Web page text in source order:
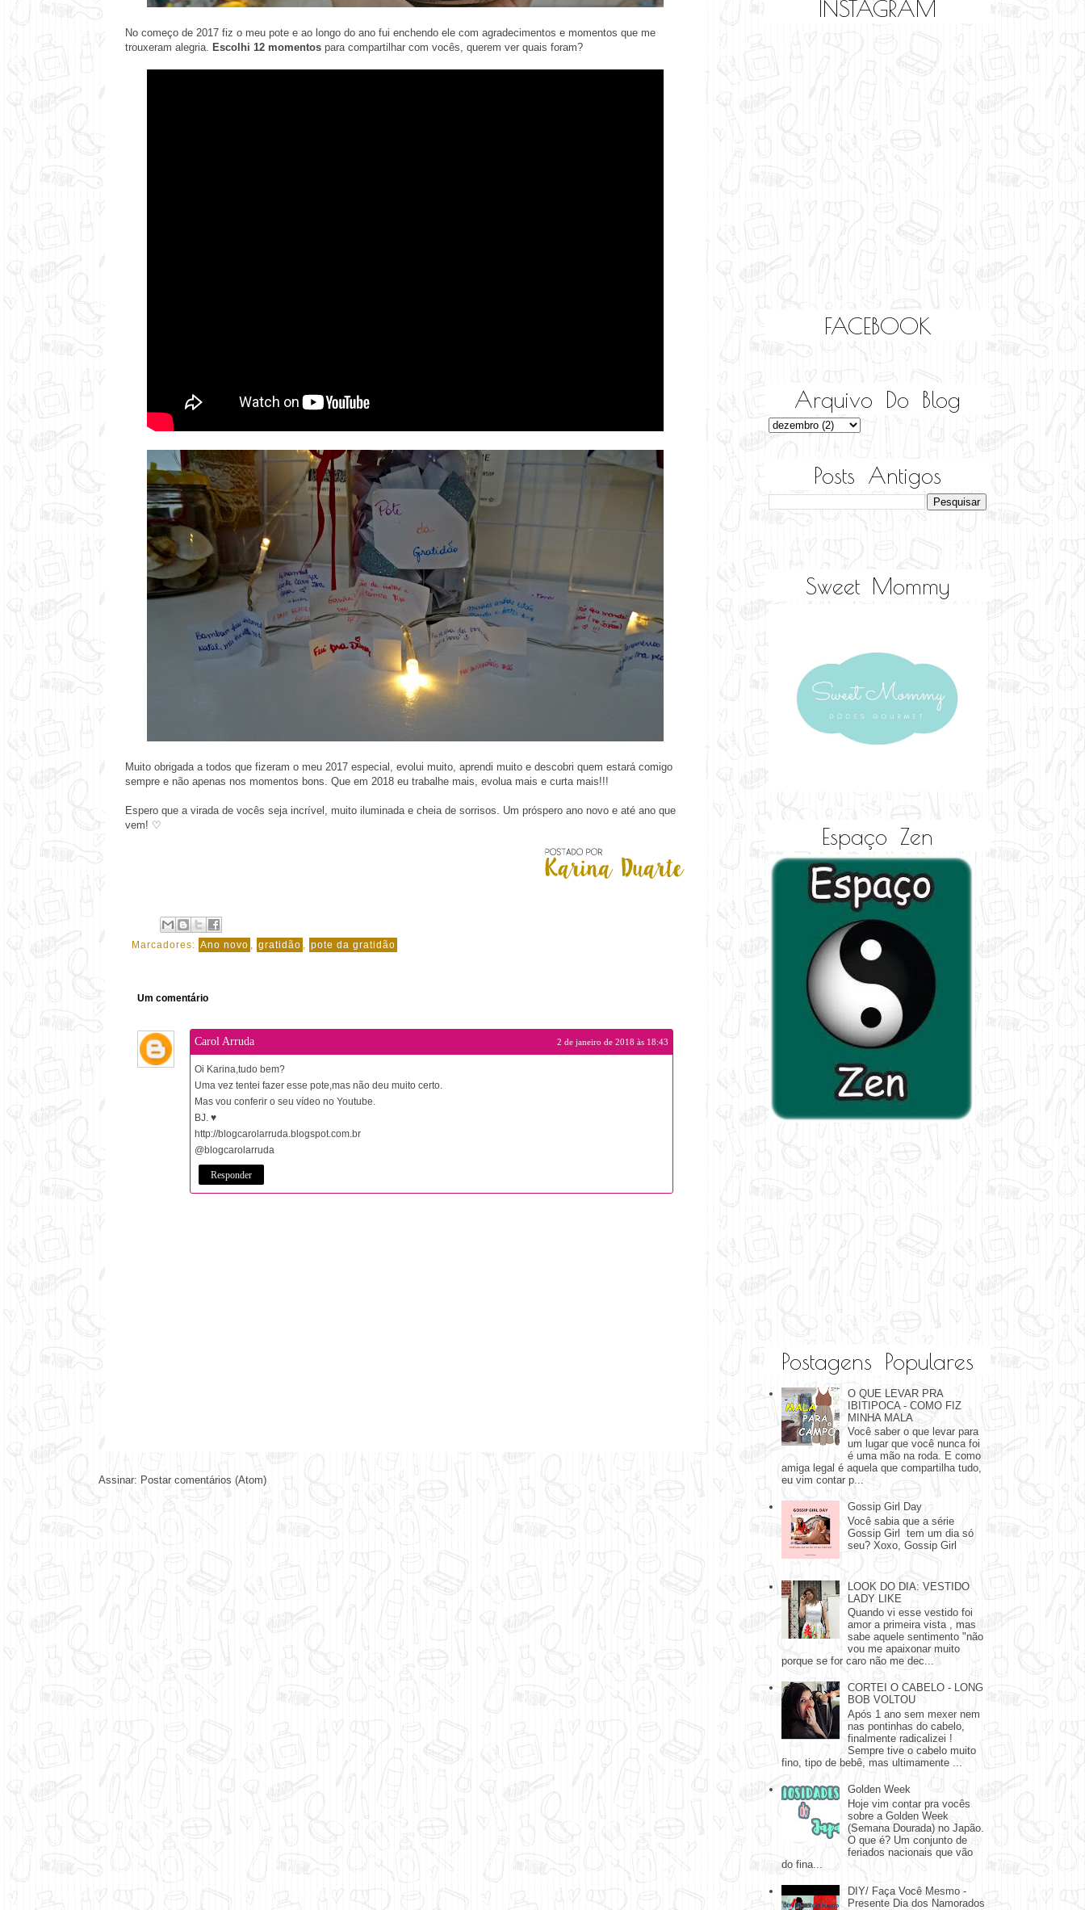
No começo de 2017 fiz o meu pote e ao longo do ano fui enchendo ele com agradecimentos e momentos que me
trouxeram alegria. Escolhi 12 momentos para compartilhar com vocês, querem ver quais foram?
Muito obrigada a todos que fizeram o meu 2017 especial, evolui muito, aprendi muito e descobri quem estará comigo
sempre e não apenas nos momentos bons. Que em 2018 eu trabalhe mais, evolua mais e curta mais!!!
Espero que a virada de vocês seja incrível, muito iluminada e cheia de sorrisos. Um próspero ano novo e até ano que
vem! ♡
Marcadores: Ano novo , gratidão , pote da gratidão
Um comentário
Carol Arruda 2 de janeiro de 2018 às 18:43
Oi Karina,tudo bem?
Uma vez tentei fazer esse pote,mas não deu muito certo.
Mas vou conferir o seu vídeo no Youtube.
BJ. ♥
http://blogcarolarruda.blogspot.com.br
@blogcarolarruda
Responder
Assinar: Postar comentários (Atom)
INSTAGRAM
FACEBOOK
Arquivo Do Blog
Posts Antigos
Sweet Mommy
Espaço Zen
Postagens Populares
O QUE LEVAR PRA
IBITIPOCA - COMO FIZ
MINHA MALA
Você saber o que levar para
um lugar que você nunca foi
é uma mão na roda. E como
amiga legal é aquela que compartilha tudo,
eu vim contar p...
Gossip Girl Day
Você sabia que a série
Gossip Girl tem um dia só
seu? Xoxo, Gossip Girl
LOOK DO DIA: VESTIDO
LADY LIKE
Quando vi esse vestido foi
amor a primeira vista , mas
sabe aquele sentimento "não
vou me apaixonar muito
porque se for caro não me dec...
CORTEI O CABELO - LONG
BOB VOLTOU
Após 1 ano sem mexer nem
nas pontinhas do cabelo,
finalmente radicalizei !
Sempre tive o cabelo muito
fino, tipo de bebê, mas ultimamente ...
Golden Week
Hoje vim contar pra vocês
sobre a Golden Week
(Semana Dourada) no Japão.
O que é? Um conjunto de
feriados nacionais que vão
do fina...
DIY/ Faça Você Mesmo -
Presente Dia dos Namorados